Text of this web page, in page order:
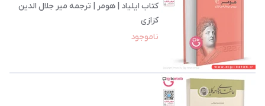
کتاب ایلیاد | هومر | ترجمه میر جلال الدین
کزازی
ناموجود